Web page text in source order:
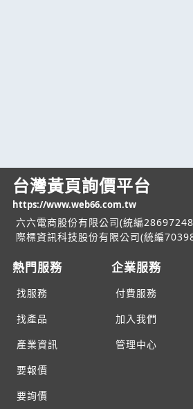
台灣黃頁詢價平台
https://www.web66.com.tw
六六電商股份有限公司(統編
際標資訊科技股份有限公司(統編
熱門服務
找服務
找產品
產業資訊
要報價
要詢價
企業服務
付費服務
加入我們
管理中心